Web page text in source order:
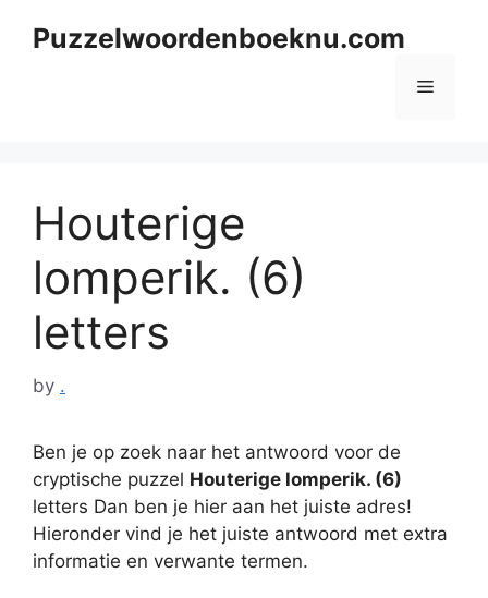
Puzzelwoordenboeknu.com
Menu
Houterige
lomperik. (6)
letters
by .
Ben je op zoek naar het antwoord voor de
cryptische puzzel Houterige lomperik. (6)
letters Dan ben je hier aan het juiste adres!
Hieronder vind je het juiste antwoord met extra
informatie en verwante termen.